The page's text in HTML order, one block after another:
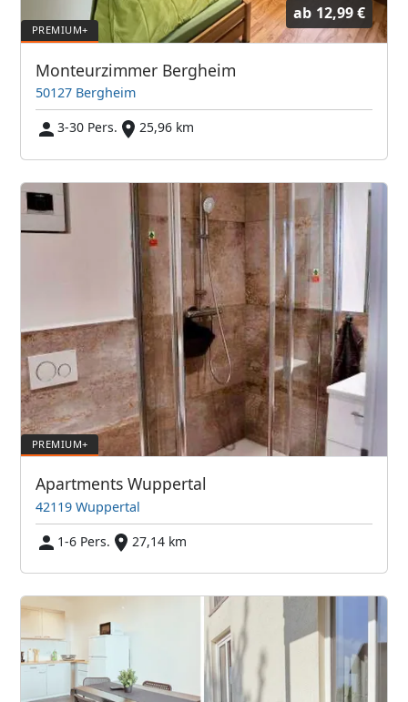
ab 12,99 €
Monteurzimmer Bergheim
50127 Bergheim
3-30 Pers.
25,96 km
Apartments Wuppertal
42119 Wuppertal
1-6 Pers.
27,14 km